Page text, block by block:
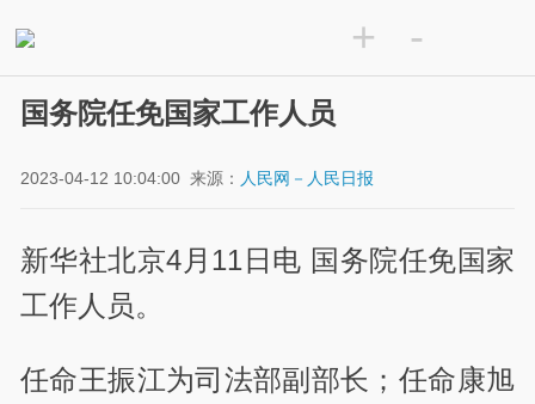
+ -
国务院任免国家工作人员
2023-04-12 10:04:00 来源： 人民网－人民日报
新华社北京4月11日电 国务院任免国家
工作人员。
任命王振江为司法部副部长；任命康旭